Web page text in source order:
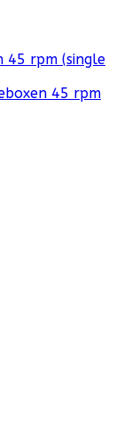
45 rpm (single
45 rpm